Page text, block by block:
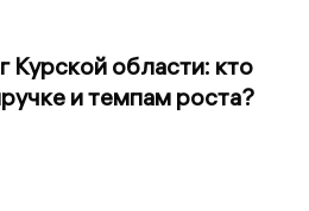
Курской области: кто
и темпам роста?